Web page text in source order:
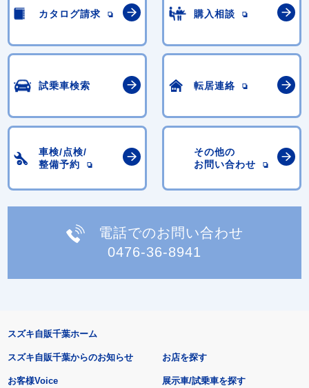
カタログ請求 購入相談
試乗車検索 転居連絡
車検/点検/
整備予約
その他の
お問い合わせ
電話でのお問い合わせ
0476-36-8941
スズキ自販千葉ホーム
スズキ自販千葉からのお知らせ
お客様Voice
お店を探す
展示車/試乗車を探す